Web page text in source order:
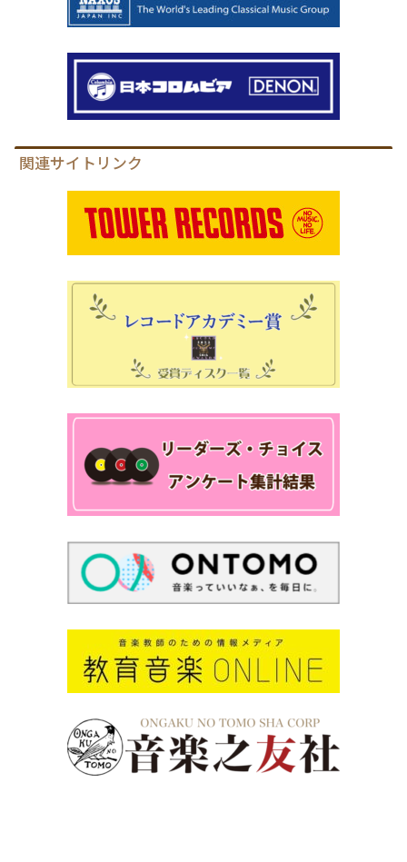
関連サイトリンク